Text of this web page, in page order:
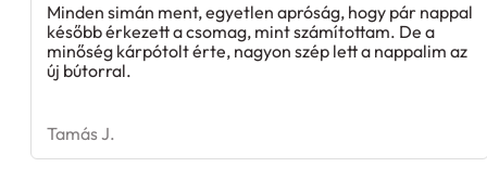
Minden simán ment, egyetlen apróság, hogy pár nappal
később érkezett a csomag, mint számítottam. De a
minőség kárpótolt érte, nagyon szép lett a nappalim az
új bútorral.
Tamás J.